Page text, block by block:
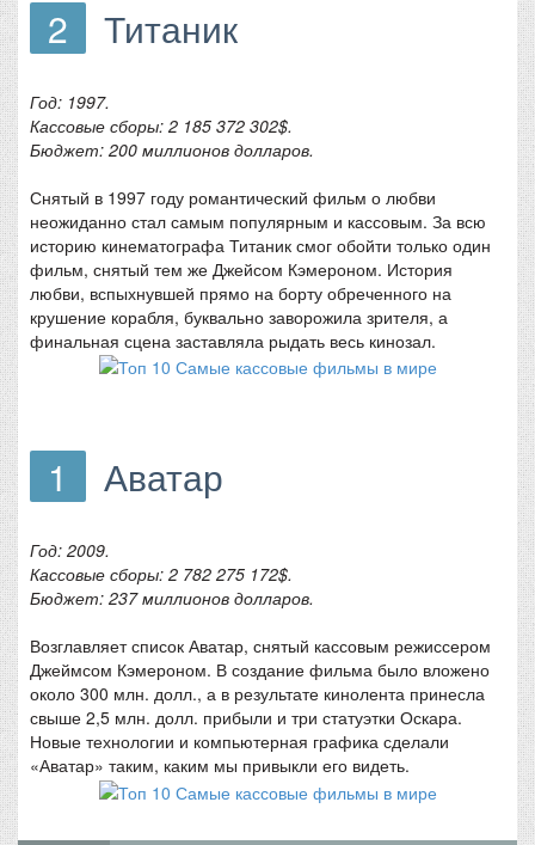
2 Титаник
Год: 1997.
Кассовые сборы: 2 185 372 302$.
Бюджет: 200 миллионов долларов.
Снятый в 1997 году романтический фильм о любви
неожиданно стал самым популярным и кассовым. За всю
историю кинематографа Титаник смог обойти только один
фильм, снятый тем же Джейсом Кэмероном. История
любви, вспыхнувшей прямо на борту обреченного на
крушение корабля, буквально заворожила зрителя, а
финальная сцена заставляла рыдать весь кинозал.
1 Аватар
Год: 2009.
Кассовые сборы: 2 782 275 172$.
Бюджет: 237 миллионов долларов.
Возглавляет список Аватар, снятый кассовым режиссером
Джеймсом Кэмероном. В создание фильма было вложено
около 300 млн. долл., а в результате кинолента принесла
свыше 2,5 млн. долл. прибыли и три статуэтки Оскара.
Новые технологии и компьютерная графика сделали
«Аватар» таким, каким мы привыкли его видеть.